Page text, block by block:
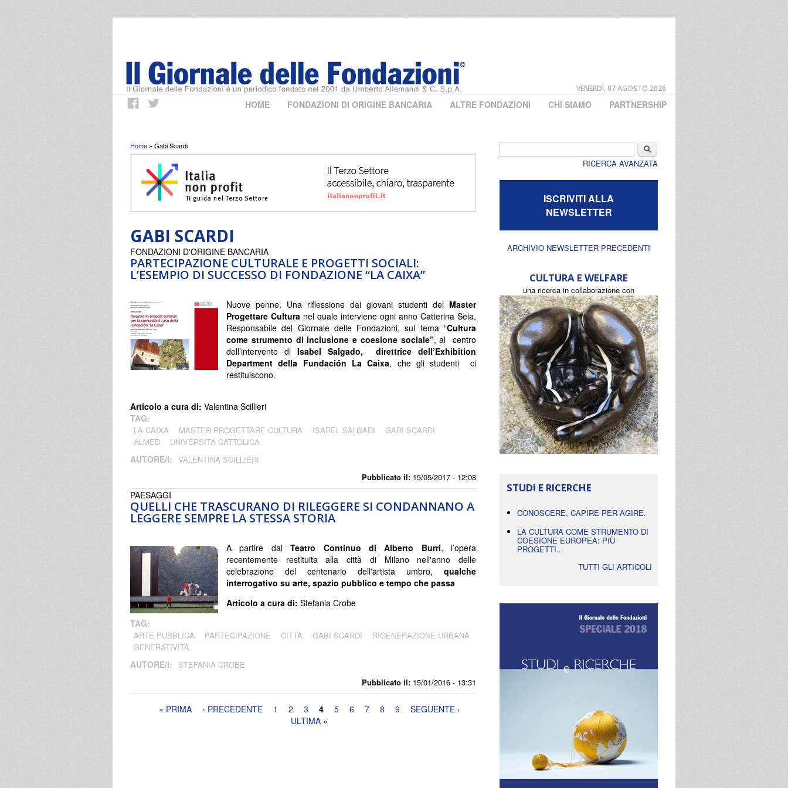
VENERDÌ, 07 AGOSTO 2026
HOME FONDAZIONI DI ORIGINE BANCARIA ALTRE FONDAZIONI CHI SIAMO PARTNERSHIP
Tu sei qui
Home » Gabi Scardi
GABI SCARDI
PARTECIPAZIONE CULTURALE E PROGETTI SOCIALI:
L’ESEMPIO DI SUCCESSO DI FONDAZIONE “LA CAIXA”
Pubblicato il: 15/05/2017 - 12:08
FONDAZIONI D'ORIGINE BANCARIA
Nuove penne. Una riflessione dai giovani studenti del Master
Progettare Cultura nel quale interviene ogni anno Catterina Seia,
Responsabile del Giornale delle Fondazioni, sul tema “Cultura
come strumento di inclusione e coesione sociale”, al centro
dell’intervento di Isabel Salgado, direttrice dell’Exhibition
Department della Fundación La Caixa, che gli studenti ci
restituiscono.
Articolo a cura di: Valentina Scillieri
TAG:
LA CAIXA MASTER PROGETTARE CULTURA ISABEL SALGADI
GABI SCARDI
ALMED
UNIVERSITÀ CATTOLICA
AUTORE/I: VALENTINA SCILLIERI
QUELLI CHE TRASCURANO DI RILEGGERE SI CONDANNANO A
LEGGERE SEMPRE LA STESSA STORIA
Pubblicato il: 15/01/2016 - 13:31
PAESAGGI
A partire dalTeatro Continuo di Alberto Burri, l’opera
recentemente restituita alla città di Milano nell'anno delle
celebrazione del centenario dell'artista umbro, qualche
interrogativo su arte, spazio pubblico e tempo che passa
Articolo a cura di: Stefania Crobe
TAG:
ARTE PUBBLICA PARTECIPAZIONE CITTÀ GABI SCARDI
RIGENERAZIONE URBANA
GENERATIVITÀ
AUTORE/I: STEFANIA CROBE
Pagine« PRIMA ‹ PRECEDENTE 1 2 3 4 5 6 7 8 9
SEGUENTE ›
ULTIMA »
Cerca
RICERCA AVANZATA
ISCRIVITI ALLA
NEWSLETTER
ARCHIVIO NEWSLETTER PRECEDENTI
CULTURA E WELFARE
una ricerca in collaborazione con
STUDI E RICERCHE
CONOSCERE, CAPIRE PER AGIRE.
LA CULTURA COME STRUMENTO DI
COESIONE EUROPEA: PIÙ
PROGETTI...
TUTTI GLI ARTICOLI